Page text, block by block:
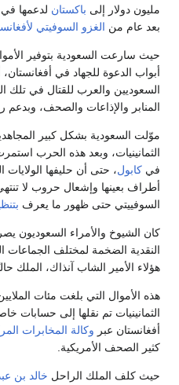
مليون دولار إلى باكستان لدعمها
بعد عام من الغزو السوفيتي
حيث سارعت السعودية بتوفير
أبواب الدعوة للجهاد في
السعوديين والعرب للقتال في تلك
المنابر والإذاعات والصحف،
موّلت السعودية بشكل كبير
الثمانينيات، وبعد هذه الحرب
في كابول، حتى أن حليفها
أطراف بعينها وإشعال حروب لا
السوفييتي حتى ظهور ما يعرف
كان الشيوخ والأمراء السعوديون
النقدية الضخمة لمختلف الجماعات
هؤلاء الأمير الشاب آنذاك، الملك
هذه الأموال التي بلغت مئات
الثمانينيات تم نقلها إلى حسابات
أفغانستان عبر وكالة المخابرات
كثير الصحف الأمريكية.
حيث كلف الملك الراحل خالد بن